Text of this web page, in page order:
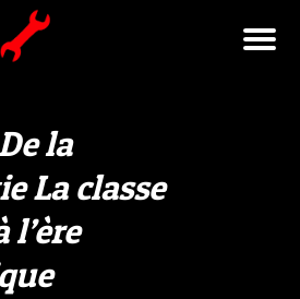
De la
La classe